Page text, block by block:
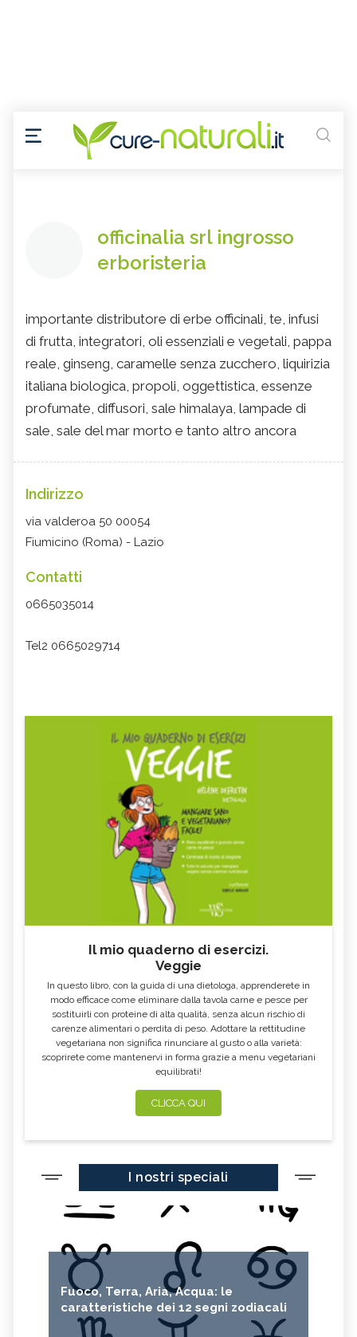
officinalia srl ingrosso
erboristeria
importante distributore di erbe officinali, te, infusi
di frutta, integratori, oli essenziali e vegetali, pappa
reale, ginseng, caramelle senza zucchero, liquirizia
italiana biologica, propoli, oggettistica, essenze
profumate, diffusori, sale himalaya, lampade di
sale, sale del mar morto e tanto altro ancora
Indirizzo
via valderoa 50 00054
Fiumicino (Roma) - Lazio
Contatti
0665035014
Tel2 0665029714
Il mio quaderno di esercizi.
Veggie
In questo libro, con la guida di una dietologa, apprenderete in
modo efficace come eliminare dalla tavola carne e pesce per
sostituirli con proteine di alta qualità, senza alcun rischio di
carenze alimentari o perdita di peso. Adottare la rettitudine
vegetariana non significa rinunciare al gusto o alla varietà:
scoprirete come mantenervi in forma grazie a menu vegetariani
equilibrati!
CLICCA QUI
I nostri speciali
Fuoco, Terra, Aria, Acqua: le
caratteristiche dei 12 segni zodiacali